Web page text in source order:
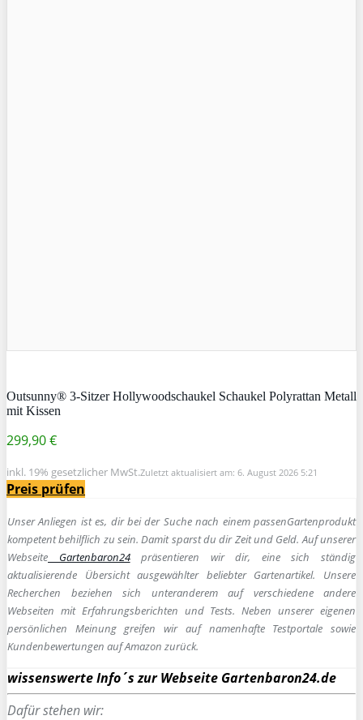
Outsunny® 3-Sitzer Hollywoodschaukel Schaukel Polyrattan Metall
mit Kissen
299,90 €
inkl. 19% gesetzlicher MwSt.Zuletzt aktualisiert am: 6. August 2026 5:21
Preis prüfen
Unser Anliegen ist es, dir bei der Suche nach einem passenGartenprodukt
kompetent behilflich zu sein.Damit sparst du dir Zeit und Geld. Auf unserer
Webseite Gartenbaron24präsentieren wir dir, eine sich ständig
aktualisierende Übersicht ausgewählter beliebter Gartenartikel. Unsere
Recherchen beziehen sich unteranderem auf verschiedene andere
Webseiten mit Erfahrungsberichten und Tests. Neben unserer eigenen
persönlichen Meinung greifen wir auf namenhafte Testportale sowie
Kundenbewertungen auf Amazon zurück.
wissenswerte Info´s zur Webseite Gartenbaron24.de
Dafür stehen wir: